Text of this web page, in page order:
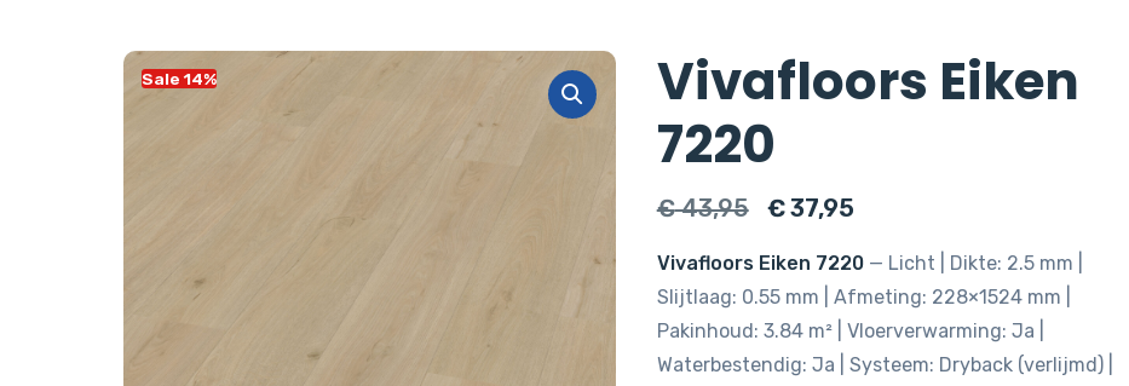
Sale 14%
Vivafloors Eiken
7220
€43,95
Oorspronkelijke
was:
€ 43,95.
€37,95Huidige
is:
€ 37,95.
Vivafloors Eiken 7220— Licht | Dikte: 2.5 mm |
Slijtlaag: 0.55 mm | Afmeting: 228×1524 mm |
Pakinhoud: 3.84 m² | Vloerverwarming: Ja |
Waterbestendig: Ja | Systeem: Dryback (verlijmd) |